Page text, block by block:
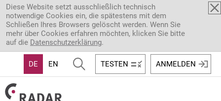
Direkt zum Inhalt
Diese Website setzt ausschließlich technisch
notwendige Cookies ein, die spätestens mit dem
Schließen Ihres Browsers gelöscht werden. Wenn Sie
mehr über Cookies erfahren möchten, klicken Sie bitte
auf die Datenschutzerklärung.
DE EN TESTEN ANMELDEN